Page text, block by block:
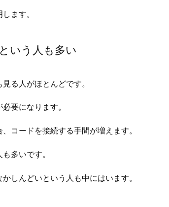
ます。
いう人も多い
る人がほとんどです。
要になります。
コードを接続する手間が増えます。
多いです。
しんどいという人も中にはいます。